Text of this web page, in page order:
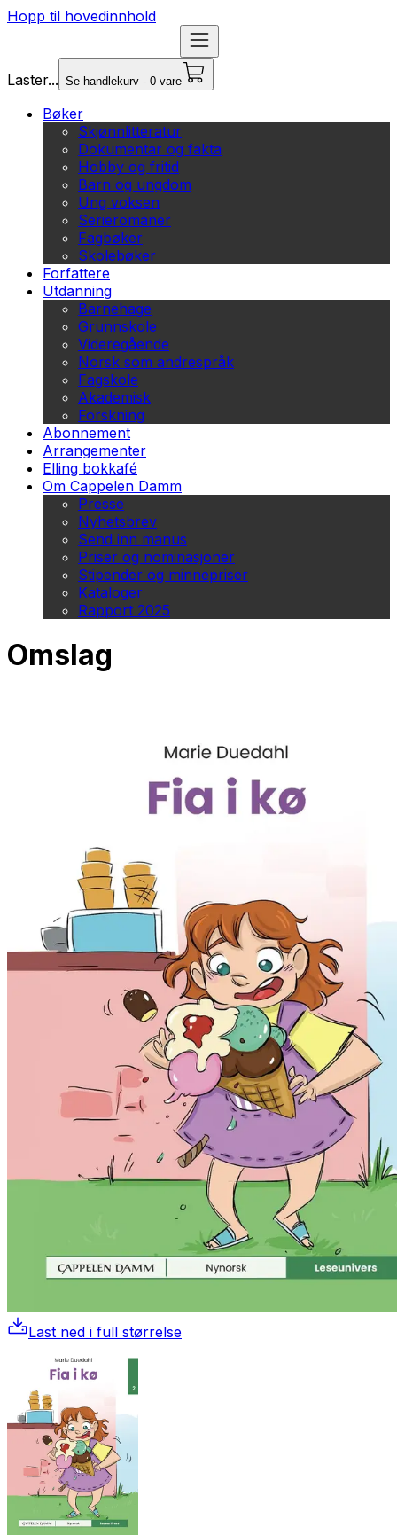
Hopp til hovedinnhold
Laster... Se handlekurv - 0 vare
Bøker
Skjønnlitteratur
Dokumentar og fakta
Hobby og fritid
Barn og ungdom
Ung voksen
Serieromaner
Fagbøker
Skolebøker
Forfattere
Utdanning
Barnehage
Grunnskole
Videregående
Norsk som andrespråk
Fagskole
Akademisk
Forskning
Abonnement
Arrangementer
Elling bokkafé
Om Cappelen Damm
Presse
Nyhetsbrev
Send inn manus
Priser og nominasjoner
Stipender og minnepriser
Kataloger
Rapport 2025
Omslag
Last ned i full størrelse